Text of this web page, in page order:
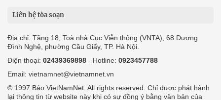
Liên hệ tòa soạn
Địa chỉ: Tầng 18, Toà nhà Cục Viễn thông (VNTA), 68 Dương
Đình Nghệ, phường Cầu Giấy, TP. Hà Nội.
Điện thoại: 02439369898 - Hotline: 0923457788
Email: vietnamnet@vietnamnet.vn
© 1997 Báo VietNamNet. All rights reserved. Chỉ được phát hành
lại thông tin từ website này khi có sự đồng ý bằng văn bản của